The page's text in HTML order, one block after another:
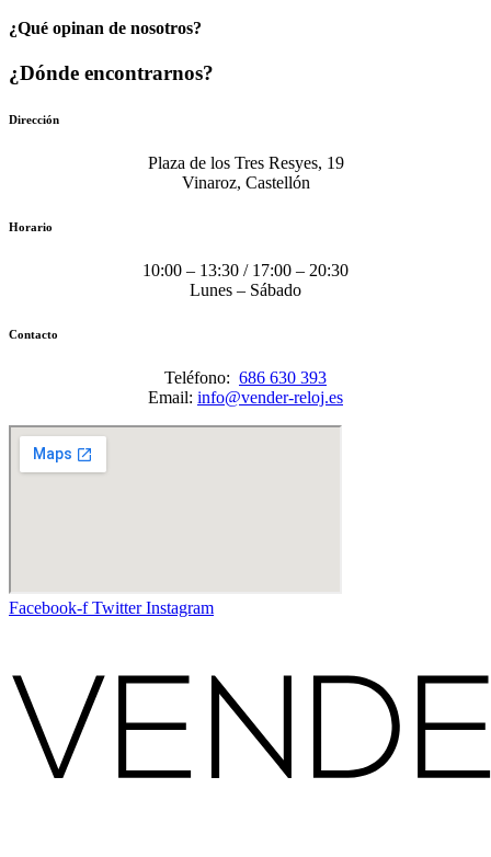
¿Qué opinan de nosotros?
¿Dónde encontrarnos?
Dirección
Plaza de los Tres Resyes, 19
Vinaroz, Castellón
Horario
10:00 – 13:30 / 17:00 – 20:30
Lunes – Sábado
Contacto
Teléfono: 686 630 393
Email: info@vender-reloj.es
Facebook-f Twitter Instagram